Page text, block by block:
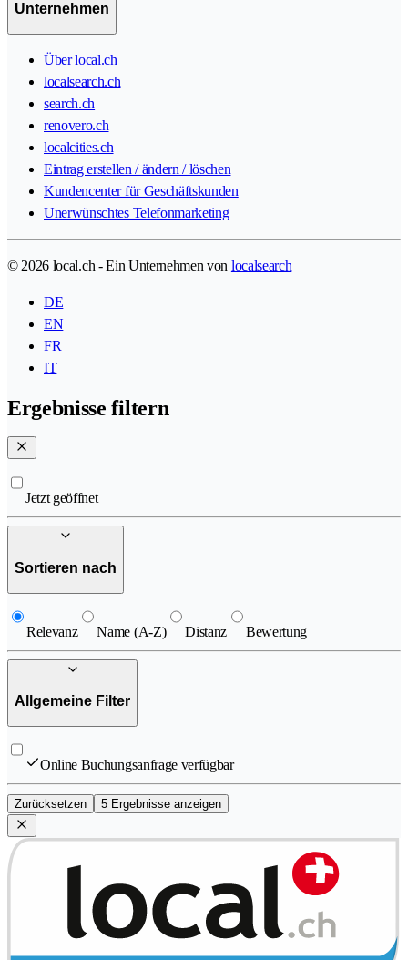
Unternehmen
Über local.ch
localsearch.ch
search.ch
renovero.ch
localcities.ch
Eintrag erstellen / ändern / löschen
Kundencenter für Geschäftskunden
Unerwünschtes Telefonmarketing
© 2026 local.ch - Ein Unternehmen von localsearch
DE
EN
FR
IT
Ergebnisse filtern
Jetzt geöffnet
Sortieren nach
Relevanz Name (A-Z) Distanz Bewertung
Allgemeine Filter
Online Buchungsanfrage verfügbar
Zurücksetzen 5 Ergebnisse anzeigen